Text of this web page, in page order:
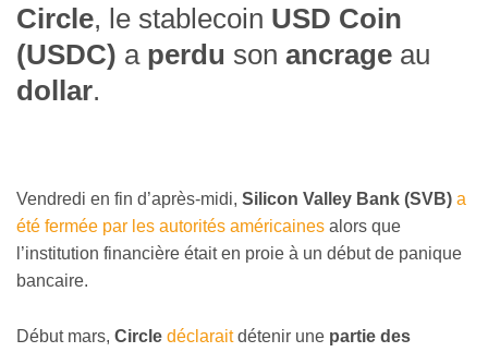
Circle, le stablecoin USD Coin
(USDC) a perdu son ancrage au
dollar.
Vendredi en fin d’après-midi, Silicon Valley Bank (SVB) a
été fermée par les autorités américaines alors que
l’institution financière était en proie à un début de panique
bancaire.
Début mars, Circle déclaraitdétenir une partie des